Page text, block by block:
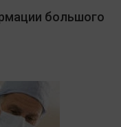
большого